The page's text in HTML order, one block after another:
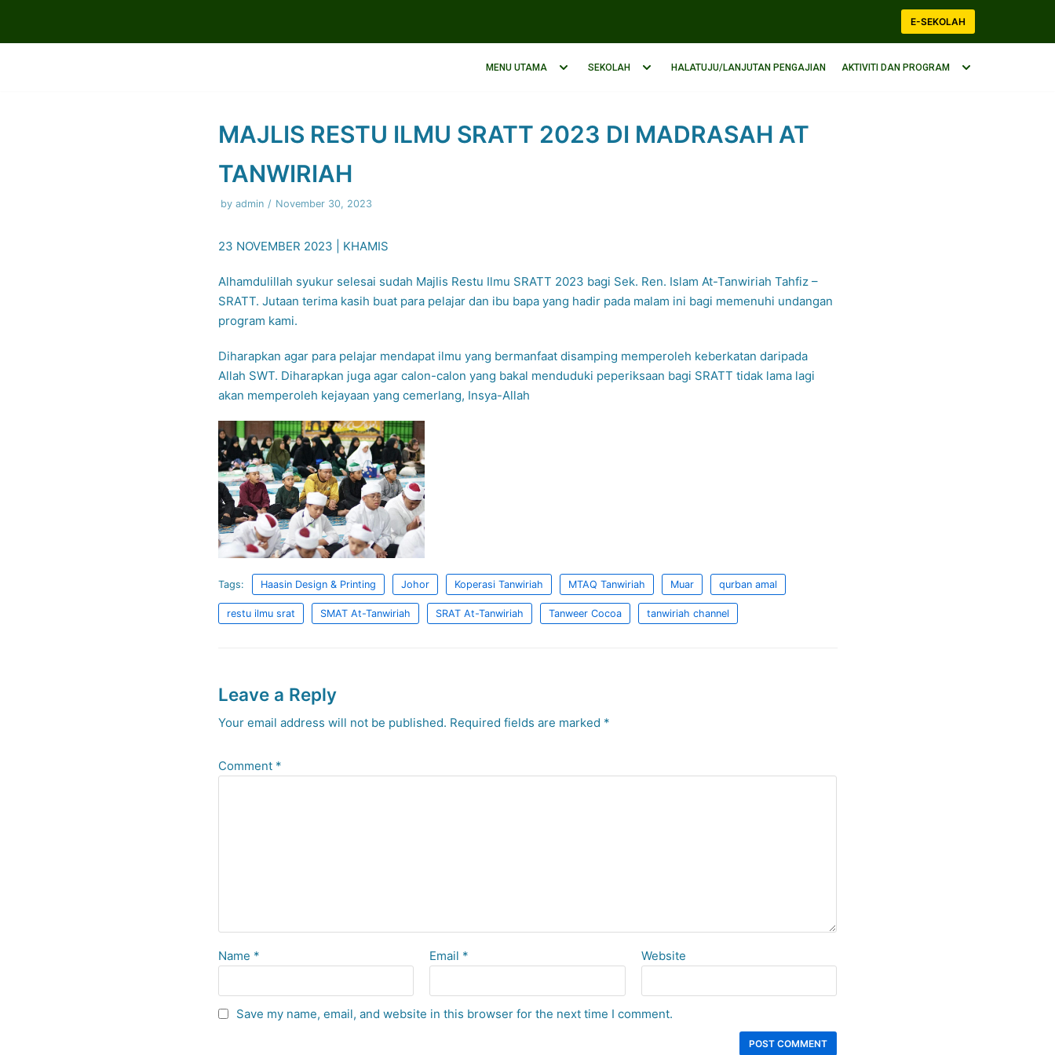
E-SEKOLAH
MENU UTAMA SEKOLAH HALATUJU/LANJUTAN PENGAJIAN AKTIVITI DAN PROGRAM
MAJLIS RESTU ILMU SRATT 2023 DI MADRASAH AT
TANWIRIAH
by admin November 30, 2023
23 NOVEMBER 2023 | KHAMIS
Alhamdulillah syukur selesai sudah Majlis Restu Ilmu SRATT 2023 bagi Sek. Ren. Islam At-Tanwiriah Tahfiz –
SRATT. Jutaan terima kasih buat para pelajar dan ibu bapa yang hadir pada malam ini bagi memenuhi undangan
program kami.
Diharapkan agar para pelajar mendapat ilmu yang bermanfaat disamping memperoleh keberkatan daripada
Allah SWT. Diharapkan juga agar calon-calon yang bakal menduduki peperiksaan bagi SRATT tidak lama lagi
akan memperoleh kejayaan yang cemerlang, Insya-Allah
Tags: Haasin Design & Printing Johor Koperasi Tanwiriah MTAQ Tanwiriah Muar qurban amal
restu ilmu srat SMAT At-Tanwiriah SRAT At-Tanwiriah Tanweer Cocoa tanwiriah channel
Leave a Reply
Your email address will not be published. Required fields are marked *
Comment *
Name * Email * Website
Save my name, email, and website in this browser for the next time I comment.